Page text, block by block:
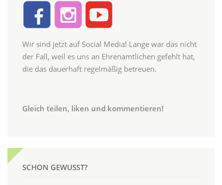
Wir sind jetzt auf Social Media! Lange war das nicht
der Fall, weil es uns an Ehrenamtlichen gefehlt hat,
die das dauerhaft regelmäßig betreuen.
Gleich teilen, liken und kommentieren!
SCHON GEWUSST?